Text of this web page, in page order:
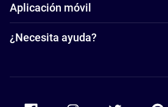
Aplicación móvil
¿Necesita ayuda?